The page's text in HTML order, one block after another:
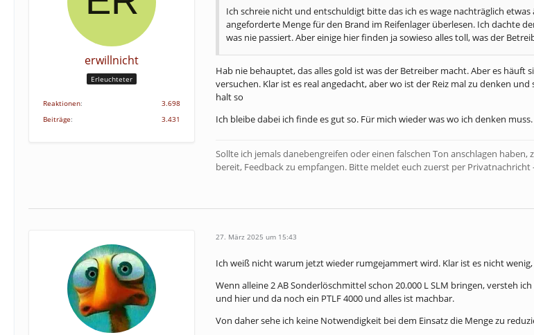
erwillnicht
Erleuchteter
Reaktionen
3.698
Beiträge
3.431
Ich schreie nicht und entschuldigt bitte das ich es wage nachträglich
angeforderte Menge für den Brand im Reifenlager überlesen. Ich dachte
was nie passiert. Aber einige hier finden ja sowieso alles toll, was der
Hab nie behauptet, das alles gold ist was der Betreiber macht. Aber es
versuchen. Klar ist es real angedacht, aber wo ist der Reiz mal zu denken
halt so
Ich bleibe dabei ich finde es gut so. Für mich wieder was wo ich denken muss.
Sollte ich jemals danebengreifen oder einen falschen Ton anschlagen
bereit, Feedback zu empfangen. Bitte meldet euch zuerst per
27. März 2025 um 15:43
Ich weiß nicht warum jetzt wieder rumgejammert wird. Klar ist es nicht
Wenn alleine 2 AB Sonderlöschmittel schon 20.000 L SLM bringen, versteh
und hier und da noch ein PTLF 4000 und alles ist machbar.
Von daher sehe ich keine Notwendigkeit bei dem Einsatz die Menge zu